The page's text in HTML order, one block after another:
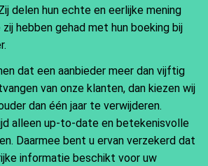
delen hun echte en eerlijke mening
hebben gehad met hun boeking bij
dat een aanbieder meer dan vijftig
van onze klanten, dan kiezen wij
dan één jaar te verwijderen.
alleen up-to-date en betekenisvolle
Daarmee bent u ervan verzekerd dat
informatie beschikt voor uw